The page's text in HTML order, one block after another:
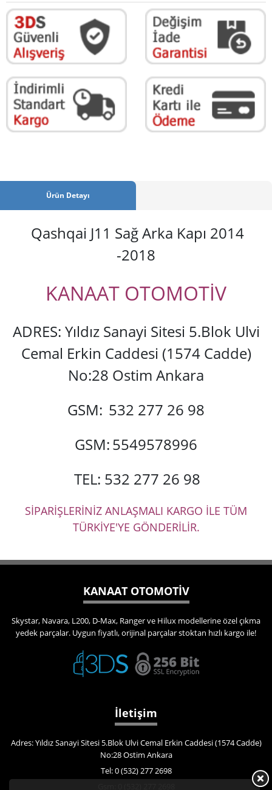
Ürün Detayı
Qashqai J11 Sağ Arka Kapı 2014
-2018
KANAAT OTOMOTİV
ADRES: Yıldız Sanayi Sitesi 5.Blok Ulvi
Cemal Erkin Caddesi (1574 Cadde)
No:28 Ostim Ankara
GSM: 532 277 26 98
GSM:5549578996
TEL: 532 277 26 98
SİPARİŞLERİNİZ ANLAŞMALI KARGO İLE TÜM
TÜRKİYE'YE GÖNDERİLİR.
KANAAT OTOMOTİV
Skystar, Navara, L200, D-Max, Ranger ve Hilux modellerine özel çıkma
yedek parçalar. Uygun fiyatlı, orijinal parçalar stoktan hızlı kargo ile!
İletişim
Adres: Yıldız Sanayi Sitesi 5.Blok Ulvi Cemal Erkin Caddesi (1574 Cadde)
No:28 Ostim Ankara
Tel: 0 (532) 277 2698